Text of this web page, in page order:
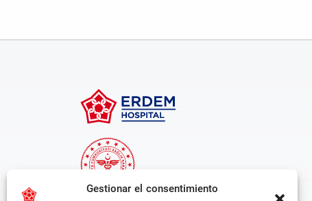
Gestionar el consentimiento